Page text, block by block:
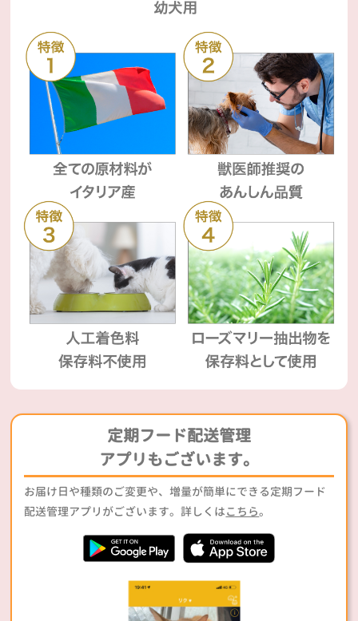
定期フード配送管理
アプリもございます。
お届け日や種類のご変更や、増量が簡単にできる定期フード
配送管理アプリがございます。詳しくはこちら。